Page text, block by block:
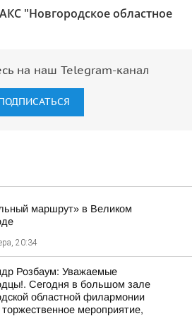
"Новгородское областное
на наш Telegram-канал
маршрут» в Великом
20:34
Розбаум: Уважаемые
Сегодня в большом зале
областной филармонии
мероприятие,